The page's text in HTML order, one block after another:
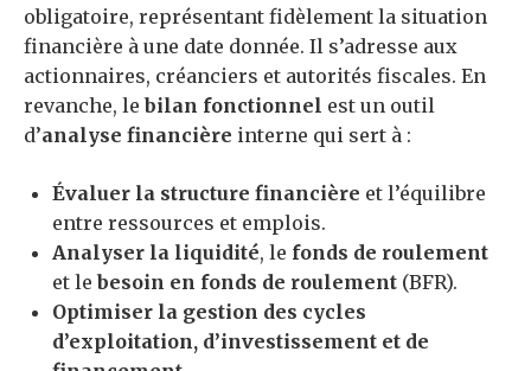
obligatoire, représentant fidèlement la situation
financière à une date donnée. Il s’adresse aux
actionnaires, créanciers et autorités fiscales. En
revanche, lebilan fonctionnel est un outil
d’analyse financière interne qui sert à :
Évaluer la structure financière et l’équilibre
entre ressources et emplois.
Analyser la liquidité, le fonds de roulement
et lebesoin en fonds de roulement (BFR).
Optimiser la gestion des cycles
d’exploitation, d’investissement et de